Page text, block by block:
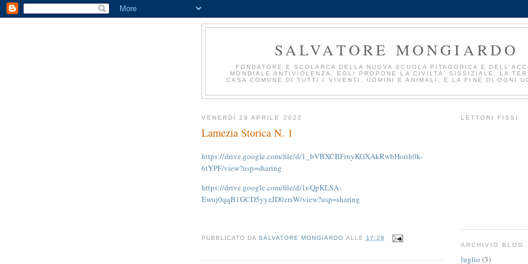
SALVATORE MONGIARDO
FONDATORE E SCOLARCA DELLA NUOVA SCUOLA PITAGORICA E
MONDIALE ANTIVIOLENZA. EGLI PROPONE LA CIVILTÀ' SISSIZIALE: LA
CASA COMUNE DI TUTTI I VIVENTI, UOMINI E ANIMALI, E LA FINE DI OGNI
VENERDÌ 29 APRILE 2022
Lamezia Storica N. 1
https://drive.google.com/file/d/1_bVBXCBFrnyKGXAkRwbHorih0k-
6tYPF/view?usp=sharing
https://drive.google.com/file/d/1r-QpKLSA-
Ewuj0qqB1GCD5yyzJD0zrsW/view?usp=sharing
PUBBLICATO DASALVATORE MONGIARDO ALLE 17:28
LETTORI FISSI
ARCHIVIO BLOG
luglio (3)